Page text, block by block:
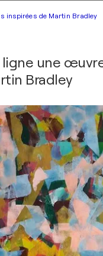
inspirées de Martin Bradley
une
Bradley